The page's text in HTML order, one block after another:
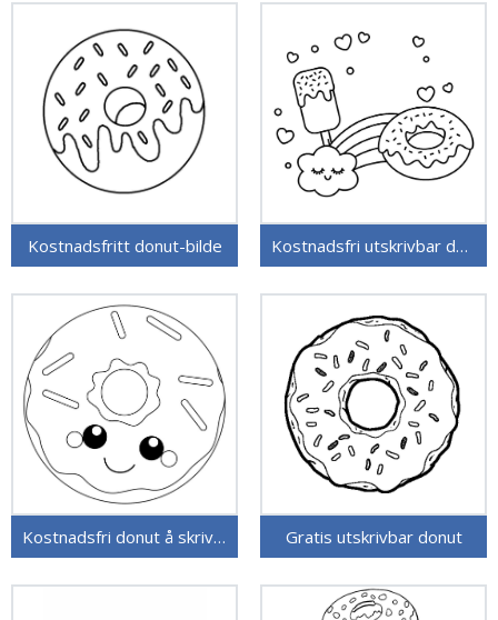
Kostnadsfritt donut-bilde Kostnadsfri utskrivbar donut
Kostnadsfri donut å skrive ut Gratis utskrivbar donut